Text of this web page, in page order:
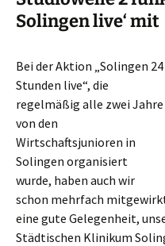
Solingen live‘ mit
Bei der Aktion „Solingen 24
Stunden live“, die
regelmäßig alle zwei Jahre
von den
Wirtschaftsjunioren in
Solingen organisiert
wurde, haben auch wir
schon mehrfach
eine gute Gelegenheit,
Städtischen Klinikum